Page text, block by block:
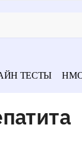
ТЕСТЫ